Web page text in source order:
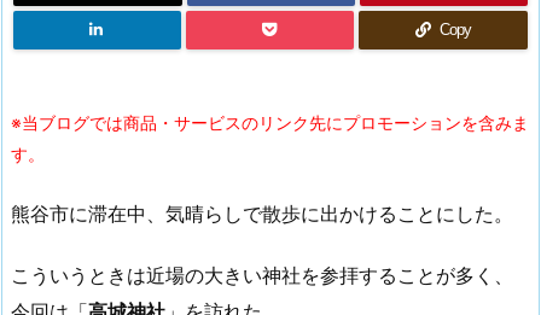
Copy
※当ブログでは商品・サービスのリンク先にプロモーションを含みま
す。
熊谷市に滞在中、気晴らしで散歩に出かけることにした。
こういうときは近場の大きい神社を参拝することが多く、